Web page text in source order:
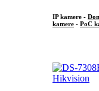
IP kamere -
kamere - PoC